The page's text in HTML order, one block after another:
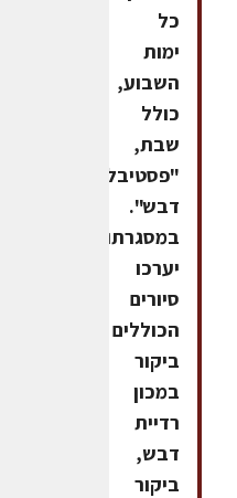
כל
ימות
השבוע,
כולל
שבת,
"פסטיבל
דבש".
במסגרתו
יערכו
סיורים
הכוללים
ביקור
במכון
רדיית
דבש,
ביקור